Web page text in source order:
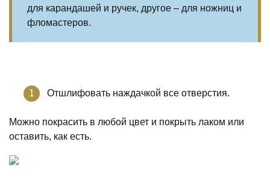
для карандашей и ручек, другое – для ножниц и
фломастеров.
Отшлифовать наждачкой все отверстия.
Можно покрасить в любой цвет и покрыть лаком или
оставить, как есть.